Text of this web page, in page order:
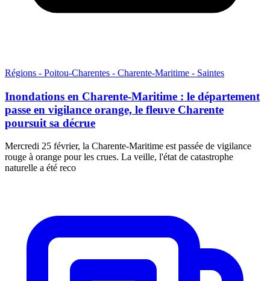
Régions - Poitou-Charentes - Charente-Maritime - Saintes
Inondations en Charente-Maritime : le département
passe en vigilance orange, le fleuve Charente
poursuit sa décrue
Mercredi 25 février, la Charente-Maritime est passée de vigilance
rouge à orange pour les crues. La veille, l'état de catastrophe
naturelle a été reco